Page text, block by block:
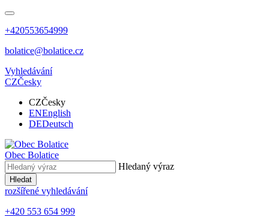
+420553654999
bolatice@bolatice.cz
Vyhledávání
CZČesky
CZČesky
ENEnglish
DEDeutsch
Obec Bolatice
Hledaný výraz
Hledat
rozšířené vyhledávání
+420 553 654 999